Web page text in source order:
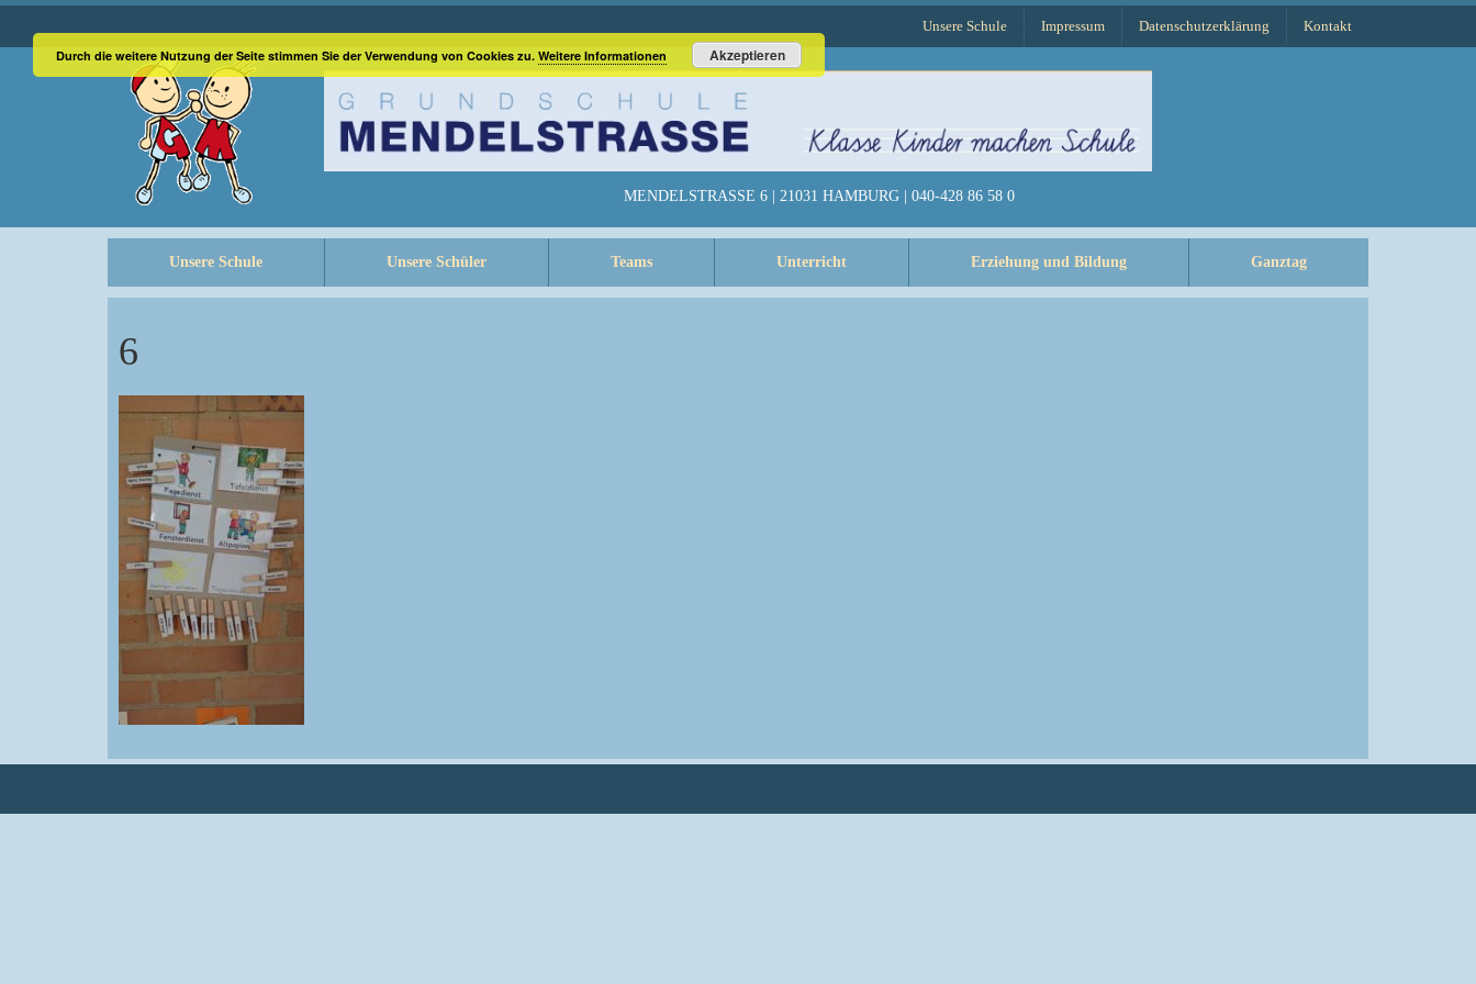
Unsere Schule Impressum Datenschutzerklärung Kontakt
MENDELSTRASSE 6 | 21031 HAMBURG | 040-428 86 58 0
Unsere Schule Unsere Schüler Teams Unterricht Erziehung und Bildung Ganztag
6
Durch die weitere Nutzung der Seite stimmen Sie der Verwendung von Cookies zu. Weitere Informationen Akzeptieren